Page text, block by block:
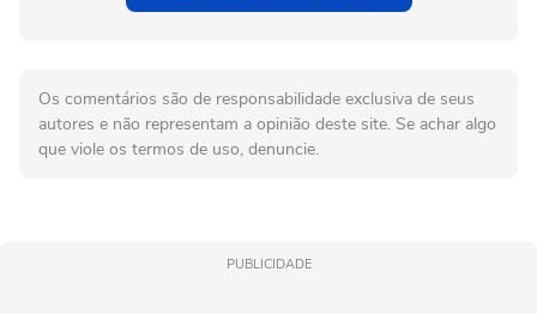
Os comentários são de responsabilidade exclusiva de seus
autores e não representam a opinião deste site. Se achar algo
que viole os termos de uso, denuncie.
PUBLICIDADE